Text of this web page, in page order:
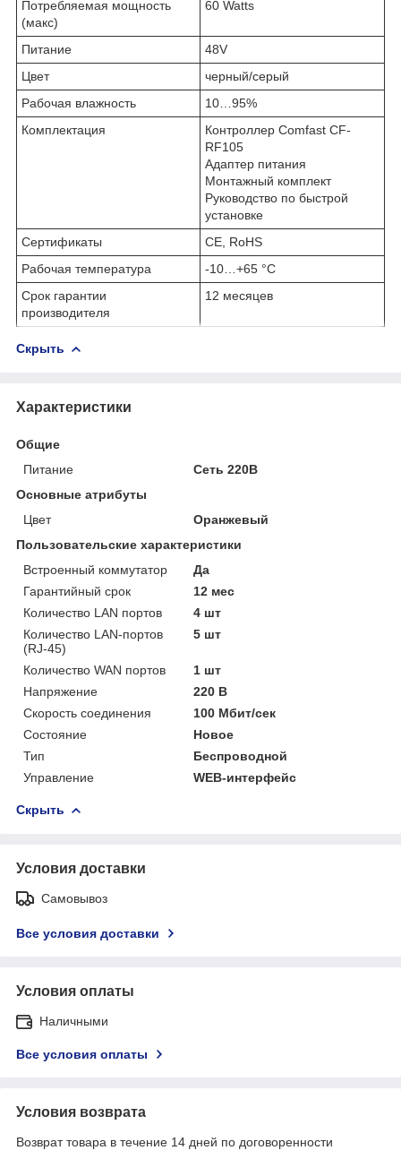
Потребляемая мощность
(макс)
60 Watts
Питание
48V
Цвет
черный/серый
Рабочая влажность
10…95%
Комплектация
Контроллер Comfast CF-
RF105
Адаптер питания
Монтажный комплект
Руководство по быстрой
установке
Сертификаты
CE, RoHS
Рабочая температура
-10…+65 °C
Срок гарантии
производителя
12 месяцев
Скрыть
Характеристики
Общие
Питание
Сеть 220В
Основные атрибуты
Цвет
Оранжевый
Пользовательские характеристики
Встроенный коммутатор
Да
Гарантийный срок
12 мес
Количество LAN портов
4 шт
Количество LAN-портов
(RJ-45)
5 шт
Количество WAN портов
1 шт
Напряжение
220 В
Скорость соединения
100 Мбит/сек
Состояние
Новое
Тип
Беспроводной
Управление
WEB-интерфейс
Скрыть
Условия доставки
Самовывоз
Все условия доставки
Условия оплаты
Наличными
Все условия оплаты
Условия возврата
Возврат товара в течение 14 дней по договоренности